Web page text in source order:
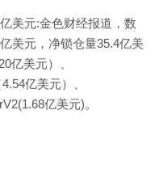
美元:金色财经报道，数
美元，净锁仓量35.4亿美
亿美元）、
亿美元）、
亿美元)。